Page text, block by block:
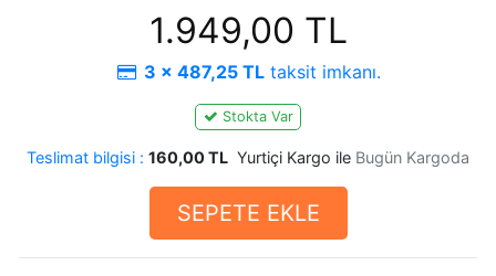
1.949,00 TL
3 x 487,25 TLtaksit imkanı.
Stokta Var
Teslimat bilgisi : 160,00 TL Yurtiçi Kargo ile Bugün Kargoda
SEPETE EKLE